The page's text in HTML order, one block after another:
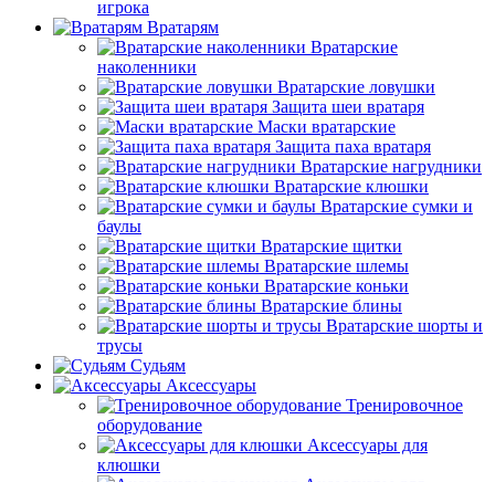
игрока
Вратарям
Вратарские
наколенники
Вратарские ловушки
Защита шеи вратаря
Маски вратарские
Защита паха вратаря
Вратарские нагрудники
Вратарские клюшки
Вратарские сумки и
баулы
Вратарские щитки
Вратарские шлемы
Вратарские коньки
Вратарские блины
Вратарские шорты и
трусы
Судьям
Аксессуары
Тренировочное
оборудование
Аксессуары для
клюшки